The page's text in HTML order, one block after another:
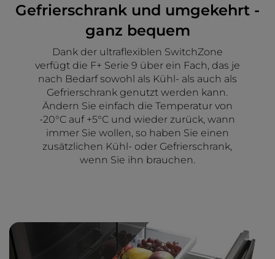
Gefrierschrank und umgekehrt -
ganz bequem
Dank der ultraflexiblen SwitchZone
verfügt die F+ Serie 9 über ein Fach, das je
nach Bedarf sowohl als Kühl- als auch als
Gefrierschrank genutzt werden kann.
Ändern Sie einfach die Temperatur von
-20°C auf +5°C und wieder zurück, wann
immer Sie wollen, so haben Sie einen
zusätzlichen Kühl- oder Gefrierschrank,
wenn Sie ihn brauchen.